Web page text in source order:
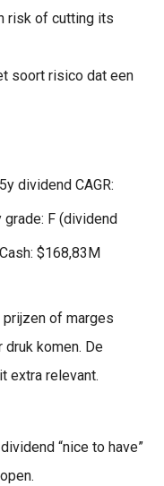
risk of cutting its
soort risico dat een
dividend CAGR:
F (dividend
$168,83M
of marges
komen. De
extra relevant.
“nice to have”